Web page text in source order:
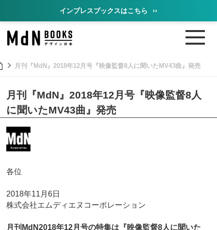
インプレスブックスはこちら ››
月刊『MdN』2018年12月号『映像監督8人に聞いたMV43曲』発売
月刊『MdN』2018年12月号『映像監督8人
に聞いたMV43曲』発売
各位
2018年11月6日
株式会社エムディエヌコーポレーション
月刊MdN2018年12月号の特集は『映像監督8人に聞いた